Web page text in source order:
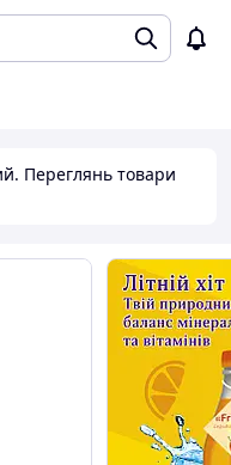
Переглянь товари